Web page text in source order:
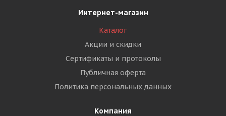
Интернет-магазин
Каталог
Акции и скидки
Сертификаты и протоколы
Публичная оферта
Политика персональных данных
Компания